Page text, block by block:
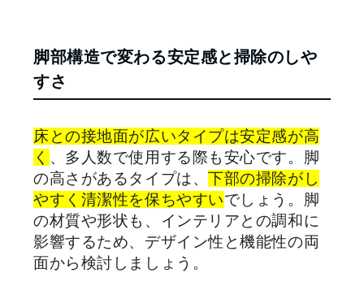
脚部構造で変わる安定感と掃除のしや
すさ
床との接地面が広いタイプは安定感が高
く 、多人数で使用する際も安心です。脚
の高さがあるタイプは、下部の掃除がし
やすく清潔性を保ちやすいでしょう。脚
の材質や形状も、インテリアとの調和に
影響するため、デザイン性と機能性の両
面から検討しましょう。